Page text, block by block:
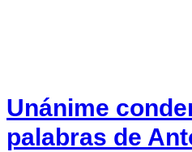
Unánime
palabras de